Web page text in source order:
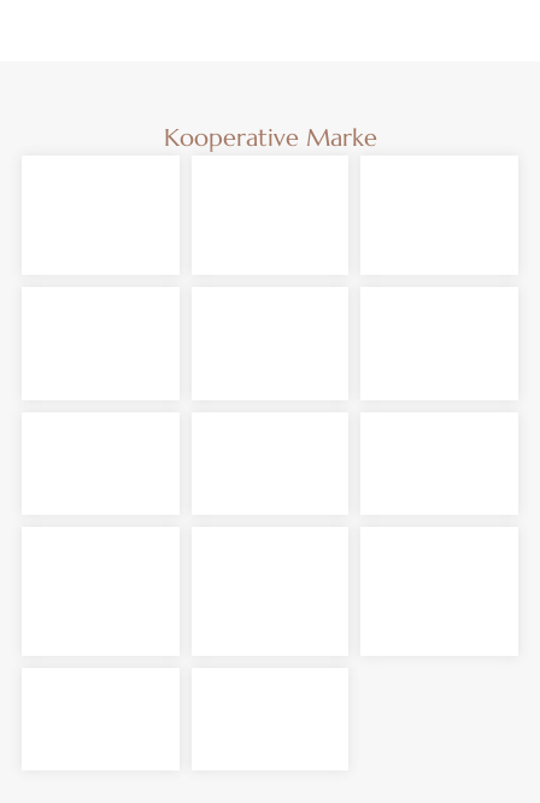
Kooperative Marke